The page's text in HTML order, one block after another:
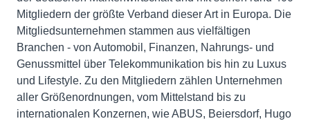
Mitgliedern der größte Verband dieser Art in Europa. Die
Mitgliedsunternehmen stammen aus vielfältigen
Branchen - von Automobil, Finanzen, Nahrungs- und
Genussmittel über Telekommunikation bis hin zu Luxus
und Lifestyle. Zu den Mitgliedern zählen Unternehmen
aller Größenordnungen, vom Mittelstand bis zu
internationalen Konzernen, wie ABUS, Beiersdorf, Hugo